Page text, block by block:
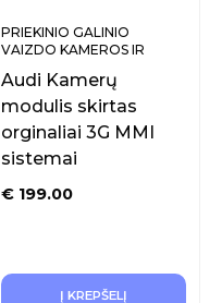
PRIEKINIO GALINIO
VAIZDO KAMEROS IR
Audi Kamerų
modulis skirtas
orginaliai 3G MMI
sistemai
€ 199.00
Į KREPŠELĮ